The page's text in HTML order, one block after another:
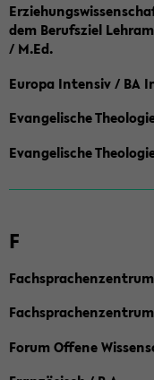
dem Berufsziel
/ M.Ed.
Europa Intensiv / BA
Evangelische
Evangelische
F
Forum Offene